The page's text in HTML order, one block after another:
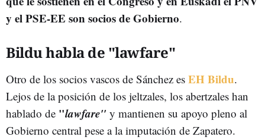
y el PSE-EE son socios de Gobierno.
Bildu habla de "lawfare"
Otro de los socios vascos de Sánchez es EH Bildu.
Lejos de la posición de los jeltzales, los abertzales han
hablado de "lawfare" y mantienen su apoyo pleno al
Gobierno central pese a la imputación de Zapatero.